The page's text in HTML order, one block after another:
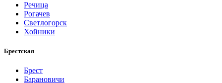
Речица
Рогачев
Светлогорск
Хойники
Брестская
Брест
Барановичи